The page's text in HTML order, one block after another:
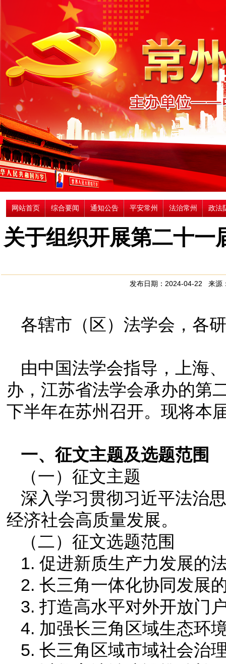
网站首页 综合要闻 通知公告 平安常州 法治常州 政法
关于组织开展第二十一
发布日期：2024-04-22 来源
各辖市（区）法学会，各
由中国法学会指导，上海
办，江苏省法学会承办的第
下半年在苏州召开。现将本
一、征文主题及选题范围
（一）征文主题
深入学习贯彻习近平法治
经济社会高质量发展。
（二）征文选题范围
1. 促进新质生产力发展的
2. 长三角一体化协同发展
3. 打造高水平对外开放门
4. 加强长三角区域生态环
5. 长三角区域市域社会治